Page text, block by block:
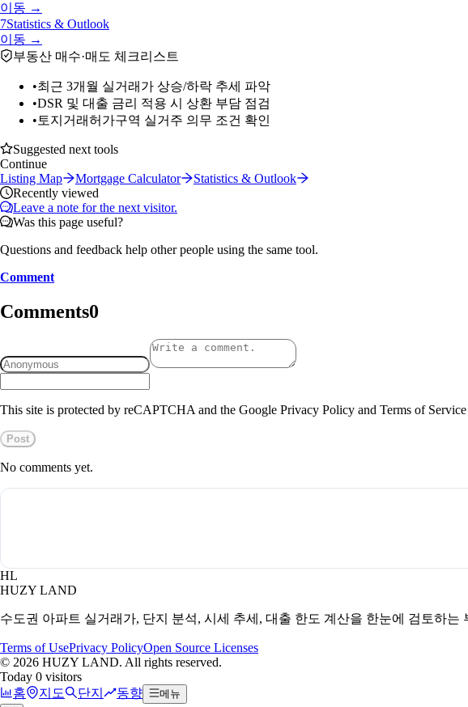
이동 →
7Statistics & Outlook
이동 →
부동산 매수·매도 체크리스트
•최근 3개월 실거래가 상승/하락 추세 파악
•DSR 및 대출 금리 적용 시 상환 부담 점검
• 토지거래허가구역 실거주 의무 조건 확인
Suggested next tools
Continue
Listing Map
Mortgage Calculator
Statistics & Outlook
Recently viewed
Leave a note for the next visitor.
Was this page useful?
Questions and feedback help other people using the same tool.
Comment
Comments0
This site is protected by reCAPTCHA and the Google Privacy Policy and Terms of Service
Post
No comments yet.
HL
HUZY LAND
수도권 아파트 실거래가, 단지 분석, 시세 추세, 대출 한도 계산을 한눈에 검토하는
Terms of UsePrivacy PolicyOpen Source Licenses
© 2026 HUZY LAND. All rights reserved.
Today 0 visitors
홈
지도 단지 동향 메뉴